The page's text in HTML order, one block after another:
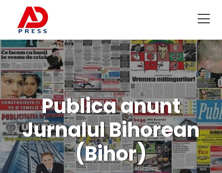
Publica anunt
Jurnalul Bihorean
(Bihor)